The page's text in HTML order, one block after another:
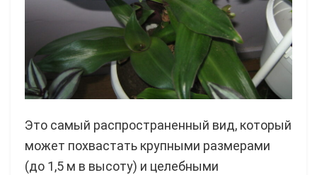
Это самый распространенный вид, который
может похвастать крупными размерами
(до 1,5 м в высоту) и целебными